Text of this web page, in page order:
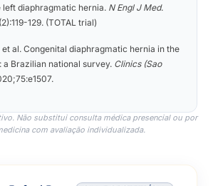
left diaphragmatic hernia. N Engl J Med.
129. (TOTAL trial)
et al. Congenital diaphragmatic hernia in the
a Brazilian national survey. Clinics (Sao
Não substitui consulta médica presencial ou por
com avaliação individualizada.